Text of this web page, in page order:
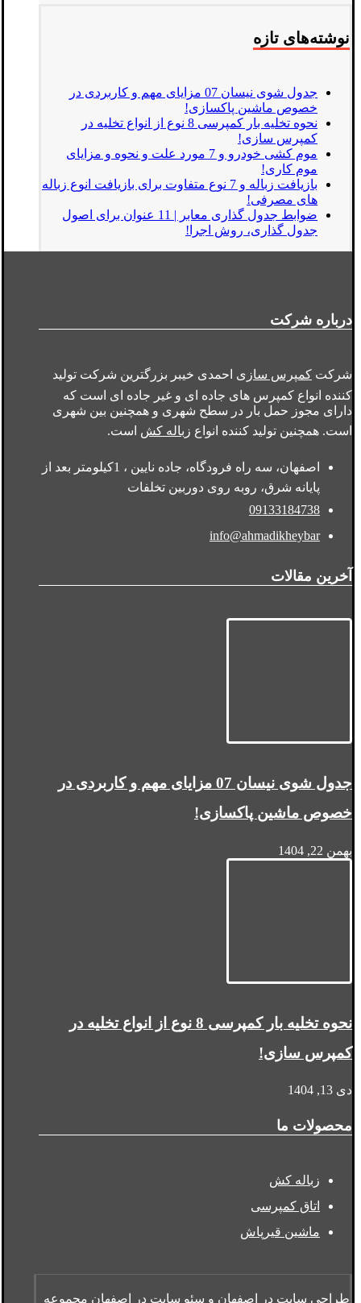
نوشته‌های تازه
جدول شوی نیسان 07 مزایای مهم و کاربردی در
خصوص ماشین پاکسازی!
نحوه تخلیه بار کمپرسی 8 نوع از انواع تخلیه در
کمپرس سازی!
موم کشی خودرو و 7 مورد علت و نحوه و مزایای
موم کاری!
بازیافت زباله و 7 نوع متفاوت برای بازیافت انوع زباله
های مصرفی!
ضوابط جدول گذاری معابر | 11 عنوان برای اصول
جدول گذاری، روش اجرا!
درباره شرکت
شرکت کمپرس سازی احمدی خیبر بزرگترین شرکت تولید
کننده انواع کمپرس های جاده ای و غیر جاده ای است که
دارای مجوز حمل بار در سطح شهری و همچنین بین شهری
است. همچنین تولید کننده انواع زباله کش است.
اصفهان، سه راه فرودگاه، جاده نایین ، 1کیلومتر بعد از
پایانه شرق، روبه روی دوربین تخلفات
09133184738
info@ahmadikheybar
آخرین مقالات
جدول شوی نیسان 07 مزایای مهم و کاربردی در
خصوص ماشین پاکسازی!
بهمن 22, 1404
نحوه تخلیه بار کمپرسی 8 نوع از انواع تخلیه در
کمپرس سازی!
دی 13, 1404
محصولات ما
زباله کش
اتاق کمپرسی
ماشین قیرپاش
طراحی سایت در اصفهان و سئو سایت در اصفهان مجموعه